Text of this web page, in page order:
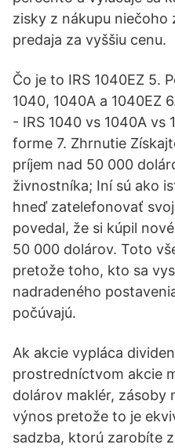
zisky z nákupu niečoho
predaja za vyššiu cenu.
Čo je to IRS 1040EZ 5.
1040, 1040A a 1040EZ
- IRS 1040 vs 1040A vs
forme 7. Zhrnutie
príjem nad 50 000
živnostníka; Iní sú ako
hneď zatelefonovať
povedal, že si kúpil
50 000 dolárov. Toto
pretože toho, kto sa
nadradeného
počúvajú.
Ak akcie vypláca
prostredníctvom akcie
dolárov maklér, zásoby
výnos pretože to je
sadzba, ktorú zarobíte